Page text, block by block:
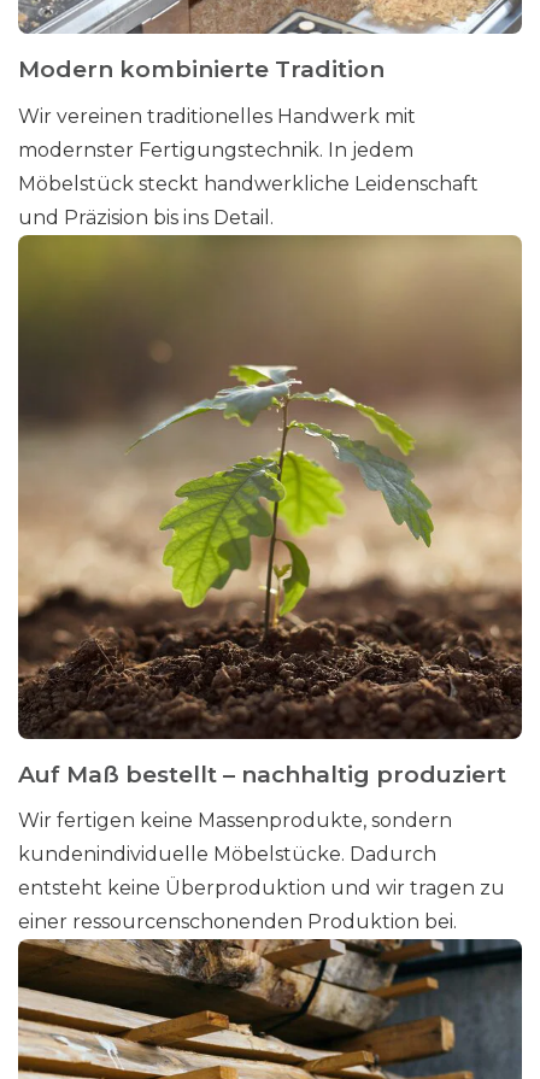
Modern kombinierte Tradition
Wir vereinen traditionelles Handwerk mit
modernster Fertigungstechnik. In jedem
Möbelstück steckt handwerkliche Leidenschaft
und Präzision bis ins Detail.
Auf Maß bestellt – nachhaltig produziert
Wir fertigen keine Massenprodukte, sondern
kundenindividuelle Möbelstücke. Dadurch
entsteht keine Überproduktion und wir tragen zu
einer ressourcenschonenden Produktion bei.